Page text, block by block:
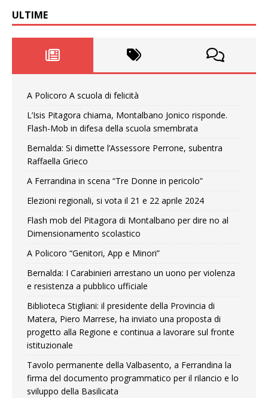
ULTIME
A Policoro A scuola di felicità
L’Isis Pitagora chiama, Montalbano Jonico risponde.
Flash-Mob in difesa della scuola smembrata
Bernalda: Si dimette l’Assessore Perrone, subentra
Raffaella Grieco
A Ferrandina in scena “Tre Donne in pericolo”
Elezioni regionali, si vota il 21 e 22 aprile 2024
Flash mob del Pitagora di Montalbano per dire no al
Dimensionamento scolastico
A Policoro “Genitori, App e Minori”
Bernalda: I Carabinieri arrestano un uono per violenza
e resistenza a pubblico ufficiale
Biblioteca Stigliani: il presidente della Provincia di
Matera, Piero Marrese, ha inviato una proposta di
progetto alla Regione e continua a lavorare sul fronte
istituzionale
Tavolo permanente della Valbasento, a Ferrandina la
firma del documento programmatico per il rilancio e lo
sviluppo della Basilicata